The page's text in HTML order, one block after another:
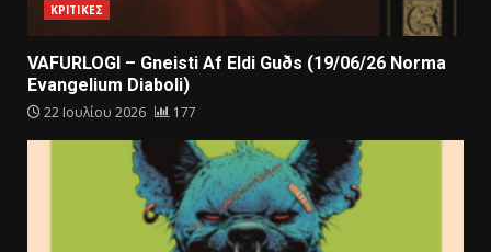
ΚΡΙΤΙΚΕΣ
VAFURLOGI – Gneisti Af Eldi Guðs (19/06/26 Norma
Evangelium Diaboli)
22 Ιουλίου 2026 177